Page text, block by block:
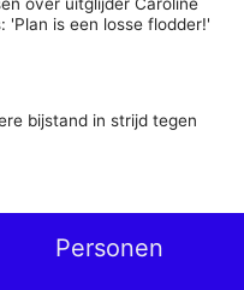
'Plan is een losse flodder!'
bijstand in strijd tegen
Personen